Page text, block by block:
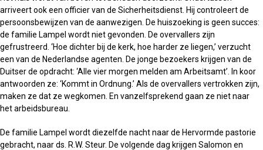
arriveert ook een officier van de Sicherheitsdienst. Hij controleert de
persoonsbewijzen van de aanwezigen. De huiszoeking is geen succes:
de familie Lampel wordt niet gevonden. De overvallers zijn
gefrustreerd. ‘Hoe dichter bij de kerk, hoe harder ze liegen,’ verzucht
een van de Nederlandse agenten. De jonge bezoekers krijgen van de
Duitser de opdracht: ‘Alle vier morgen melden am Arbeitsamt’. In koor
antwoorden ze: ‘Kommt in Ordnung.’ Als de overvallers vertrokken zijn,
maken ze dat ze wegkomen. En vanzelfsprekend gaan ze niet naar
het arbeidsbureau.
De familie Lampel wordt diezelfde nacht naar de Hervormde pastorie
gebracht, naar ds. R.W. Steur. De volgende dag krijgen Salomon en